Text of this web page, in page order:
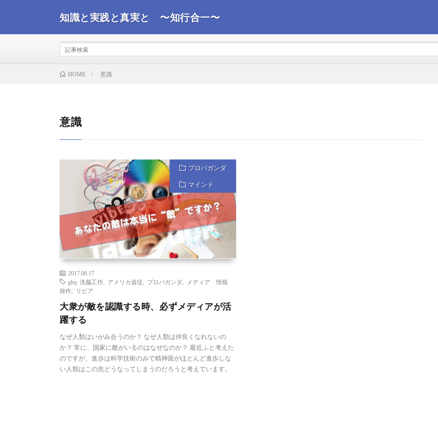
知識と実践と真実と 〜知行合一〜
ばと思います。
HOME 意識
意識
プロパガンダ
マインド
2017.06.17
ghq 洗脳工作
アメリカ追従 プロパガンダ
メディア 情報
操作
リビア
大衆が敵を認識する時、必ずメディアが活
躍する
なぜ人類はいがみ合うのか？ なぜ人類は仲良くなれないの
か？ 常に、国家に敵がいるのはなぜなのか？ 最近ふと考えた
のですが、進歩は科学技術のみで精神面がほとんど進歩しな
い人類はこの先どうなってしまうのだろうと考えています。